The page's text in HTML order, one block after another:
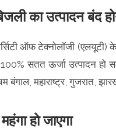
का उत्पादन बंद
ऑफ टेक्नोलॉजी
सतत ऊर्जा उत्पादन हो
बंगाल, महाराष्ट्र, गुजरात,
हो जाएगा